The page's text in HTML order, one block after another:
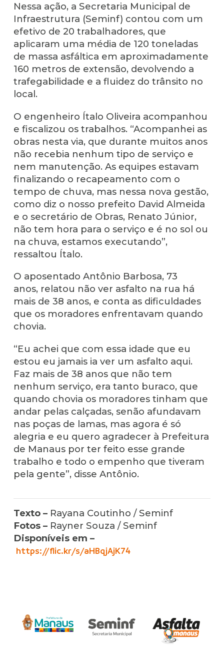
Nessa ação, a Secretaria Municipal de
Infraestrutura (Seminf) contou com um
efetivo de 20 trabalhadores, que
aplicaram uma média de 120 toneladas
de massa asfáltica em aproximadamente
160 metros de extensão, devolvendo a
trafegabilidade e a fluidez do trânsito no
local.
O engenheiro Ítalo Oliveira acompanhou
e fiscalizou os trabalhos. “Acompanhei as
obras nesta via, que durante muitos anos
não recebia nenhum tipo de serviço e
nem manutenção. As equipes estavam
finalizando o recapeamento com o
tempo de chuva, mas nessa nova gestão,
como diz o nosso prefeito David Almeida
e o secretário de Obras, Renato Júnior,
não tem hora para o serviço e é no sol ou
na chuva, estamos executando”,
ressaltou Ítalo.
O aposentado Antônio Barbosa, 73
anos, relatou não ver asfalto na rua há
mais de 38 anos, e conta as dificuldades
que os moradores enfrentavam quando
chovia.
“Eu achei que com essa idade que eu
estou eu jamais ia ver um asfalto aqui.
Faz mais de 38 anos que não tem
nenhum serviço, era tanto buraco, que
quando chovia os moradores tinham que
andar pelas calçadas, senão afundavam
nas poças de lamas, mas agora é só
alegria e eu quero agradecer à Prefeitura
de Manaus por ter feito esse grande
trabalho e todo o empenho que tiveram
pela gente”, disse Antônio.
Texto – Rayana Coutinho / Seminf
Fotos – Rayner Souza / Seminf
Disponíveis em –
https://flic.kr/s/aHBqjAjK74